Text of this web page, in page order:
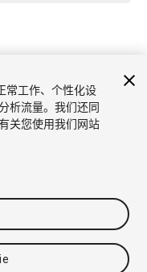
2019.4
商标和使用条款
享我的个人信息
常工作、个性化设
析流量。我们还同
关您使用我们网站